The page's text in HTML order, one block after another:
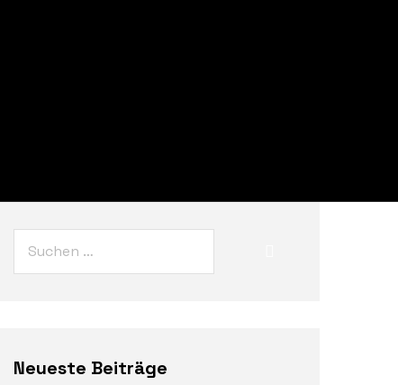
Neueste Beiträge